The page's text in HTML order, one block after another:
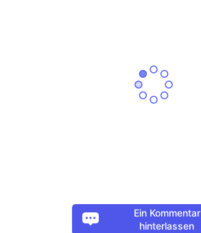
Ein Kommentar
hinterlassen